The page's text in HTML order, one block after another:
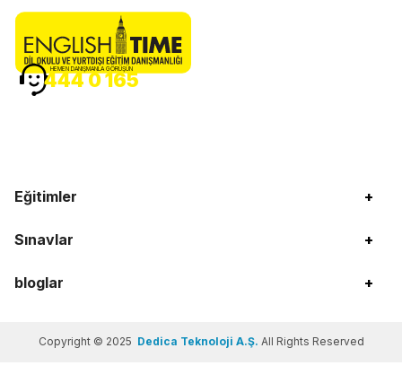
Eğitimler +
Sınavlar +
bloglar +
HEMEN DANIŞMANLA GÖRÜŞÜN
444 0 165
Copyright © 2025 Dedica Teknoloji A.Ş. All Rights Reserved